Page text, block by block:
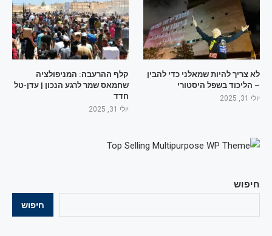
חיפוש
חיפוש
לא צריך להיות שמאלני כדי להבין
– הליכוד בשפל היסטורי
יולי 31, 2025
קלף ההרעבה: המניפולציה
שחמאס שמר לרגע הנכון | עדן-טל
חדד
יולי 31, 2025